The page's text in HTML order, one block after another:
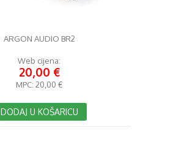
ARGON AUDIO BR2
Web cijena:
20,00 €
MPC: 20,00 €
DODAJ U KOŠARICU